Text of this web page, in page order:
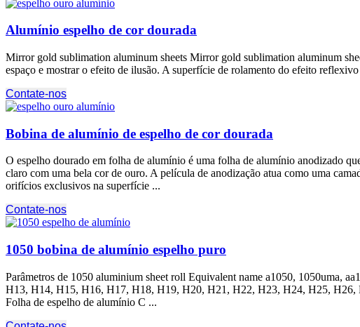
Alumínio espelho de cor dourada
Mirror gold sublimation aluminum sheets Mirror gold sublimation aluminum
espaço e mostrar o efeito de ilusão. A superfície de rolamento do efeito
Contate-nos
Bobina de alumínio de espelho de cor dourada
O espelho dourado em folha de alumínio é uma folha de alumínio anodizado
claro com uma bela cor de ouro. A película de anodização atua como uma
orifícios exclusivos na superfície ...
Contate-nos
1050 bobina de alumínio espelho puro
Parâmetros de 1050 aluminium sheet roll Equivalent name a1050, 1050uma,
H13, H14, H15, H16, H17, H18, H19, H20, H21, H22, H23, H24, H25,
Folha de espelho de alumínio C ...